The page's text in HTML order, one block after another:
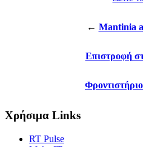
← Mantinia
Επιστροφή
Χρήσιμα Links
RT Pulse